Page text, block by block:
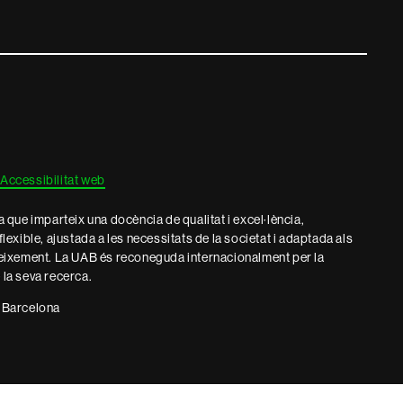
Accessibilitat web
imparteix una docència de qualitat i excel·lència,
ajustada a les necessitats de la societat i adaptada als
La UAB és reconeguda internacionalment per la
seva recerca.